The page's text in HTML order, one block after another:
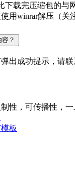
下载完压缩包的
用winrar解压（关
？
出成功提示，请
性，可传播性，
板